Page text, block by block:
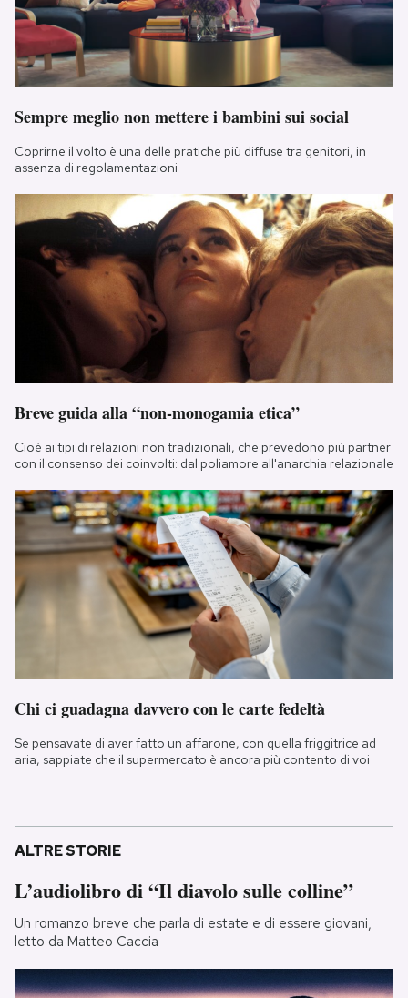
Sempre meglio non mettere i bambini sui social
Coprirne il volto è una delle pratiche più diffuse tra genitori, in
assenza di regolamentazioni
Breve guida alla “non-monogamia etica”
Cioè ai tipi di relazioni non tradizionali, che prevedono più partner
con il consenso dei coinvolti: dal poliamore all'anarchia relazionale
Chi ci guadagna davvero con le carte fedeltà
Se pensavate di aver fatto un affarone, con quella friggitrice ad
aria, sappiate che il supermercato è ancora più contento di voi
ALTRE STORIE
L’audiolibro di “Il diavolo sulle colline”
Un romanzo breve che parla di estate e di essere giovani,
letto da Matteo Caccia